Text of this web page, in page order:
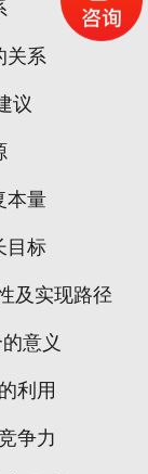
关系
议
本量
目标
及实现路径
意义
利用
争力